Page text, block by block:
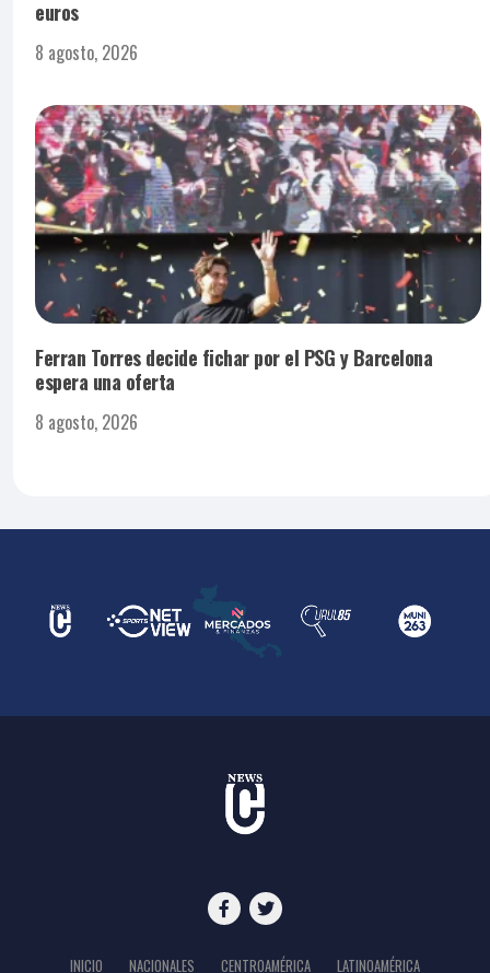
euros
8 agosto, 2026
Ferran Torres decide fichar por el PSG y Barcelona
espera una oferta
8 agosto, 2026
INICIO NACIONALES CENTROAMÉRICA LATINOAMÉRICA